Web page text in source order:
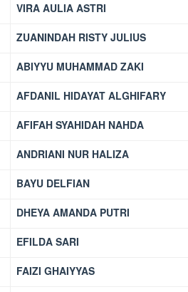
VIRA AULIA ASTRI
ZUANINDAH RISTY JULIUS
ABIYYU MUHAMMAD ZAKI
AFDANIL HIDAYAT ALGHIFARY
AFIFAH SYAHIDAH NAHDA
ANDRIANI NUR HALIZA
BAYU DELFIAN
DHEYA AMANDA PUTRI
EFILDA SARI
FAIZI GHAIYYAS